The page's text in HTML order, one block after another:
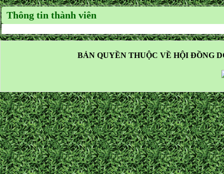
Thông tin thành viên
BẢN QUYỀN THUỘC VỀ HỘI ĐỒNG